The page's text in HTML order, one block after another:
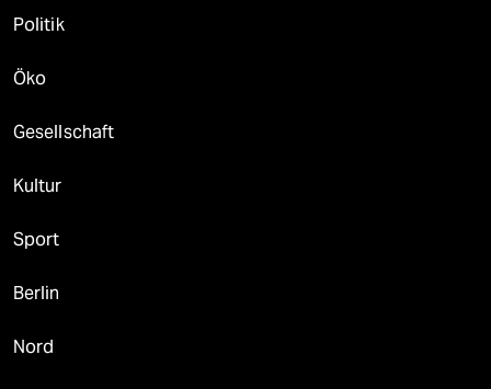
Politik
Öko
Gesellschaft
Kultur
Sport
Berlin
Nord